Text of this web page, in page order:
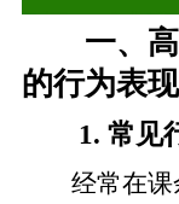
一、
的行为表现
1. 常见
经常在